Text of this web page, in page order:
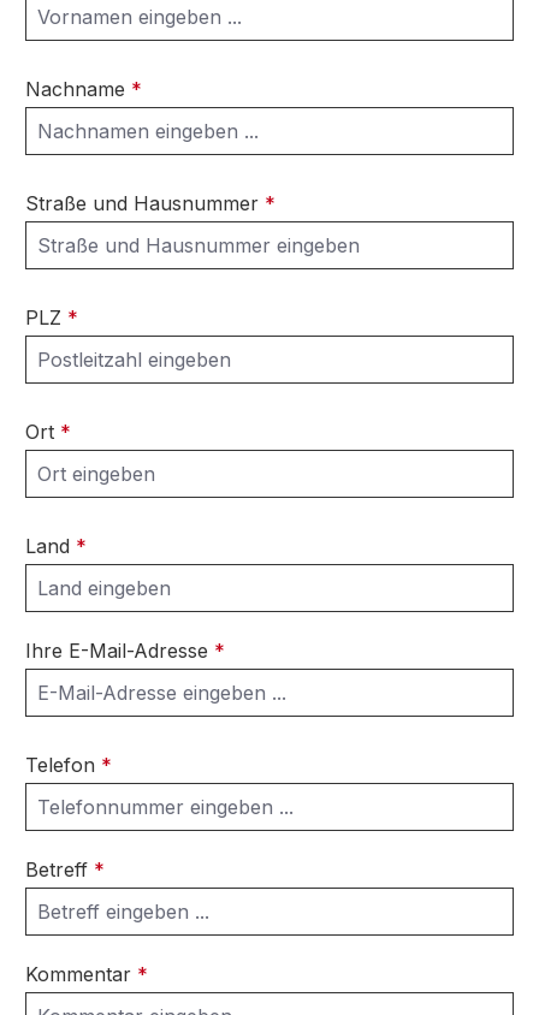
Nachname *
Straße und Hausnummer *
PLZ *
Ort *
Land *
Ihre E-Mail-Adresse *
Telefon *
Betreff *
Kommentar *